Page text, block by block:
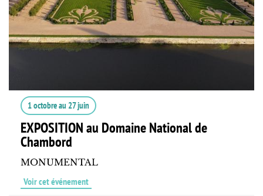
1 octobreau 27 juin
EXPOSITION au Domaine National de
Chambord
MONUMENTAL
Voir cet événement